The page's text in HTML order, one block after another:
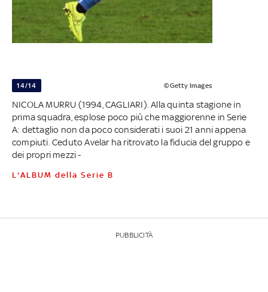
14/14 ©Getty Images
NICOLA MURRU (1994, CAGLIARI). Alla quinta stagione in
prima squadra, esplose poco più che maggiorenne in Serie
A: dettaglio non da poco considerati i suoi 21 anni appena
compiuti. Ceduto Avelar ha ritrovato la fiducia del gruppo e
dei propri mezzi -
L'ALBUM della Serie B
PUBBLICITÀ